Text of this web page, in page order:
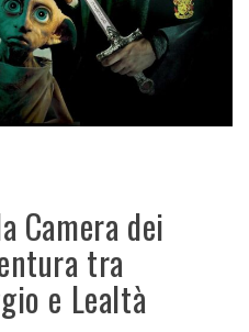
Camera dei
tra
e Lealtà